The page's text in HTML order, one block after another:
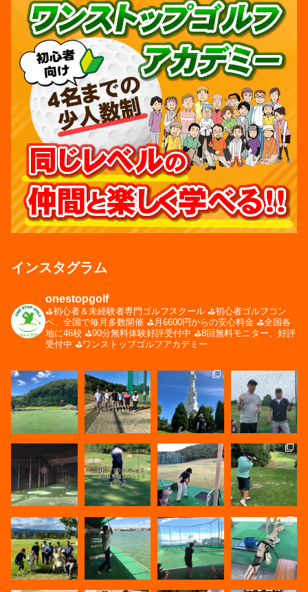
インスタグラム
onestopgolf
⛳️初心者＆未経験者専門ゴルフスクール ⛳️初心者ゴルフコン
ペ、全国で毎月多数開催 ⛳️月6600円からの安心料金 ⛳️全国各
地に46校 ⛳️90分無料体験好評受付中 ⛳️8回無料モニター、好評
受付中 ⛳️ワンストップゴルフアカデミー